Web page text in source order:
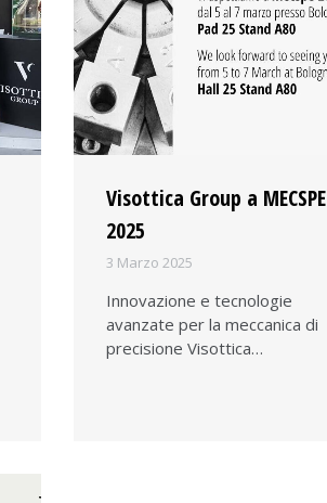
Visottica Group a MECSPE
2025
3 Marzo 2025
Innovazione e tecnologie
avanzate per la meccanica di
precisione Visottica…